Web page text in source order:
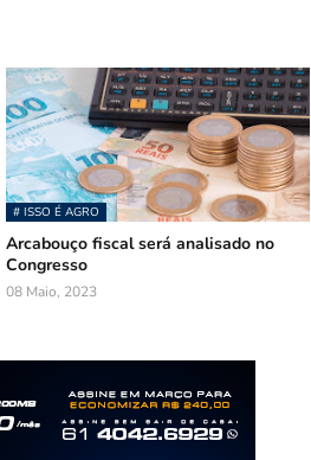
# ISSO É AGRO
Arcabouço fiscal será analisado no
Congresso
08 Maio, 2023